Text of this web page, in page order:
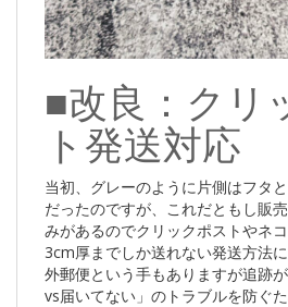
■改良：クリ
ト発送対応
当初、グレーのように片側はフタ
だったのですが、これだともし販
みがあるのでクリックポストやネ
3cm厚までしか送れない発送方法
外郵便という手もありますが追跡
vs届いてない」のトラブルを防ぐた